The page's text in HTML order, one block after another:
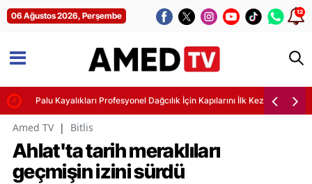
06 Ağustos 2026, Perşembe 12
Palu Kayalıkları Profesyonel Dağcılık İçin Kapılarını İlk Kez Araladı
Amed TV | Bitlis
Ahlat'ta tarih meraklıları
geçmişin izini sürdü